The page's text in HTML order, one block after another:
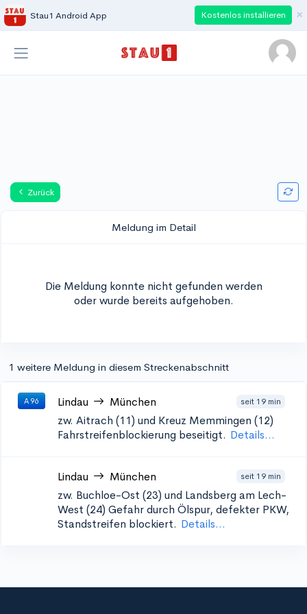
Stau1 Android App Kostenlos installieren ×
Zurück
Meldung im Detail
Die Meldung konnte nicht gefunden werden
oder wurde bereits aufgehoben.
1 weitere Meldung in diesem Streckenabschnitt
A 96 Lindau München seit 19 min
zw. Aitrach (11) und Kreuz Memmingen (12)
Fahrstreifenblockierung beseitigt. Details...
Lindau München seit 19 min
zw. Buchloe-Ost (23) und Landsberg am Lech-
West (24) Gefahr durch Ölspur, defekter PKW,
Standstreifen blockiert. Details...